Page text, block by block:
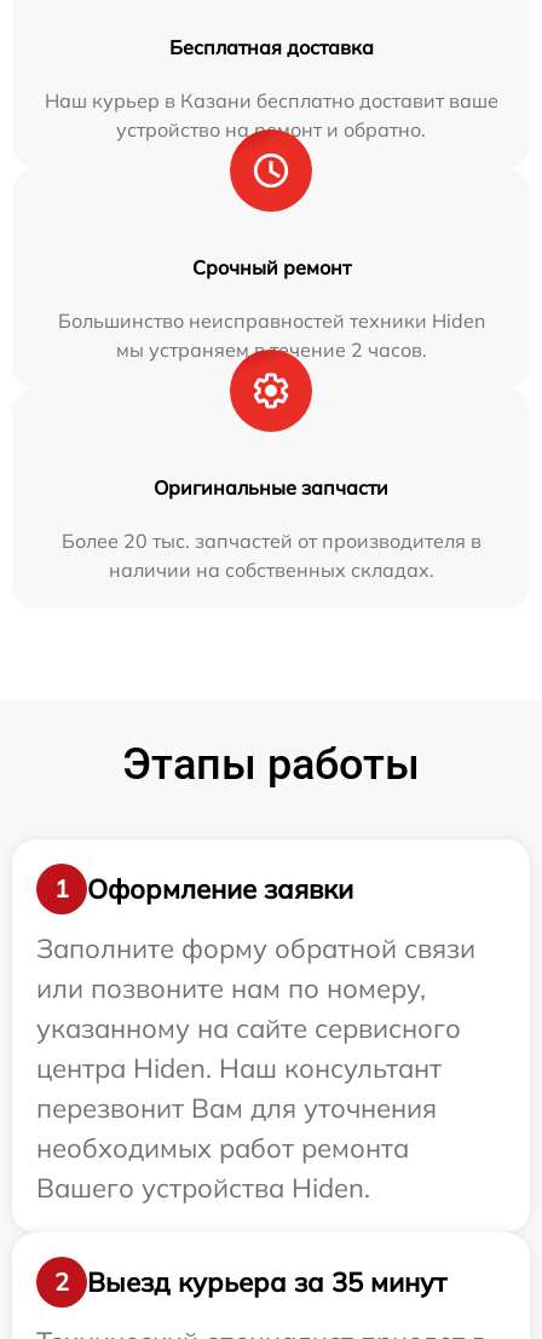
Бесплатная доставка
Наш курьер в Казани бесплатно доставит ваше
устройство на ремонт и обратно.
Срочный ремонт
Большинство неисправностей техники Hiden
мы устраняем в течение 2 часов.
Оригинальные запчасти
Более 20 тыс. запчастей от производителя в
наличии на собственных складах.
Этапы работы
1
Оформление заявки
Заполните форму обратной связи
или позвоните нам по номеру,
указанному на сайте сервисного
центра Hiden. Наш консультант
перезвонит Вам для уточнения
необходимых работ ремонта
Вашего устройства Hiden.
2
Выезд курьера за 35 минут